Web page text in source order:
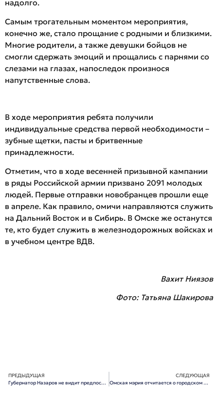
надолго.
Самым трогательным моментом мероприятия,
конечно же, стало прощание с родными и близкими.
Многие родители, а также девушки бойцов не
смогли сдержать эмоций и прощались с парнями со
слезами на глазах, напоследок произнося
напутственные слова.
В ходе мероприятия ребята получили
индивидуальные средства первой необходимости –
зубные щетки, пасты и бритвенные
принадлежности.
Отметим, что в ходе весенней призывной кампании
в ряды Российской армии призвано 2091 молодых
людей. Первые отправки новобранцев прошли еще
в апреле. Как правило, омичи направляются служить
на Дальний Восток и в Сибирь. В Омске же останутся
те, кто будет служить в железнодорожных войсках и
в учебном центре ВДВ.
Вахит Ниязов
Фото: Татьяна Шакирова
ПРЕДЫДУЩАЯ
Губернатор Назаров не видит предпосылок для своей досрочной отставки
СЛЕДУЮЩАЯ
Омская мэрия отчитается о городском бюджете 30 мая